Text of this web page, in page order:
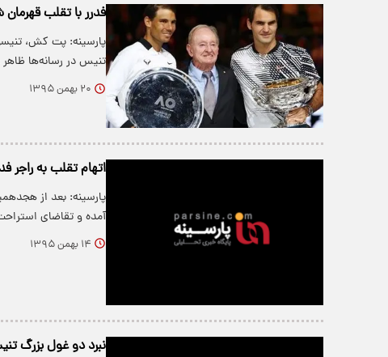
فدرر با تقلب
پارسینه: پت کش،
تنیس در رسانه‌ها
۲۰ بهمن ۱۳۹۵
اتهام تقلب به راجر
پارسینه: بعد از
آمده و تقاضای
۱۴ بهمن ۱۳۹۵
نبرد دو غول بزرگ